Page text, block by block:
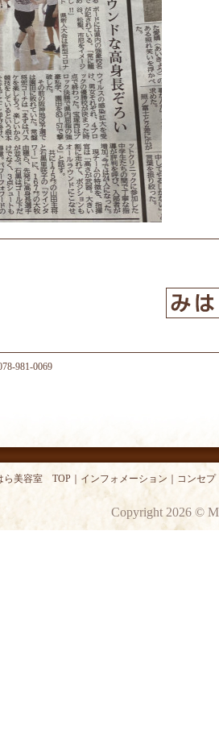
981-0069
ら美容室 TOP インフォメーション コンセプ
Copyright 2026 ©